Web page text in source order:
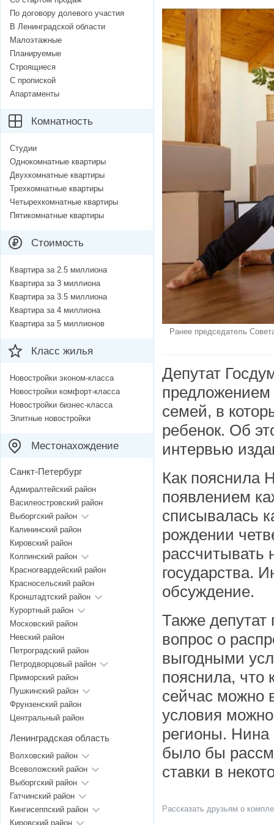
Ранее председатель
Депутат
предложением
семей, в
ребенок. Об
интервью
Как пояснила
появлением
списывалась
рождении
рассчитывать
государства.
обсуждение.
Также
вопрос о
выгодными
пояснила, что
сейчас можно
условия
регионы.
было бы
ставки в
Рассказать друзьям о
По договору долевого участия
В Ленинградской области
Малоэтажные
Планируемые
Строящиеся
С пропиской
Апартаменты
Комнатность
Студии
Однокомнатные квартиры
Двухкомнатные квартиры
Трехкомнатные квартиры
Четырехкомнатные квартиры
Пятикомнатные квартиры
Стоимость
Квартира за 2.5 миллиона
Квартира за 3 миллиона
Квартира за 3.5 миллиона
Квартира за 4 миллиона
Квартира за 5 миллионов
Класс жилья
Новостройки эконом-класса
Новостройки комфорт-класса
Новостройки бизнес-класса
Элитные новостройки
Местонахождение
Санкт-Петербург
Адмиралтейский район
Василеостровский район
Выборгский район
Калининский район
Кировский район
Колпинский район
Красногвардейский район
Красносельский район
Кронштадтский район
Курортный район
Московский район
Невский район
Петроградский район
Петродворцовый район
Приморский район
Пушкинский район
Фрунзенский район
Центральный район
Ленинградская область
Волховский район
Всеволожский район
Выборгский район
Гатчинский район
Кингисеппский район
Кировский район